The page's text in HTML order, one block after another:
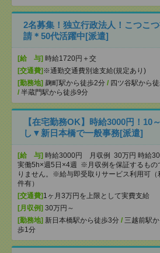
2名募集！独立行政法人！こつこ
請＊50代活躍中[派遣]
[給 与] 時給1720円＋交
[交通費]※通勤交通費別途支給(規定あり)
[勤務地] 麹町駅から徒歩2分 / 四ツ谷駅から
/ 半蔵門駅から徒歩9分
【在宅勤務OK】時給3000円！10
し▼新日本橋で一般事務[派遣]
[給 与] 時給3000円 月収例 30万円 時給
実働5h×週5日×4週 ※月収例を保証するもの
りません。※給与即受取りサービス利用可（
件有）
[交通費]1ヶ月3万円を上限として実費支給
[月収例] 30万円～
[勤務地] 新日本橋駅から徒歩3分 / 三越前駅
歩1分